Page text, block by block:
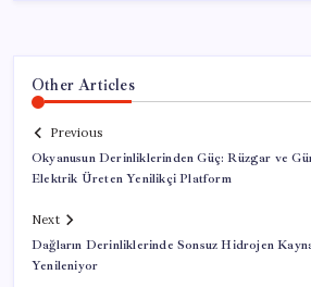
Other Articles
Previous
Okyanusun Derinliklerinden Güç: Rüzgar ve
Elektrik Üreten Yenilikçi Platform
Next
Dağların Derinliklerinde Sonsuz Hidrojen
Yenileniyor